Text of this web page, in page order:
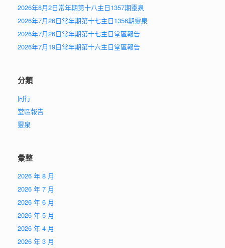
2026年8月2日常年期第十八主日1357期靈泉
2026年7月26日常年期第十七主日1356期靈泉
2026年7月26日常年期第十七主日堂區報告
2026年7月19日常年期第十六主日堂區報告
分類
同行
堂區報告
靈泉
彙整
2026 年 8 月
2026 年 7 月
2026 年 6 月
2026 年 5 月
2026 年 4 月
2026 年 3 月